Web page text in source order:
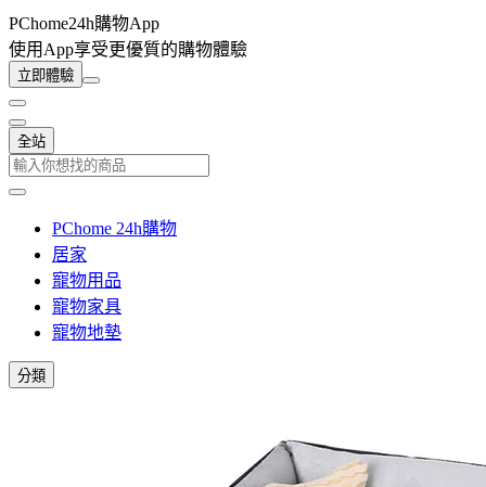
PChome24h購物App
使用App享受更優質的購物體驗
立即體驗
全站
PChome 24h購物
居家
寵物用品
寵物家具
寵物地墊
分類